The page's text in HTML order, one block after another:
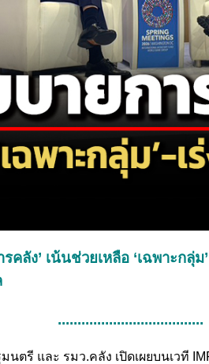
คลัง’ เน้นช่วยเหลือ ‘เฉพาะก
.....................................
รี และ รมว.คลัง เปิดเผยบนเวที